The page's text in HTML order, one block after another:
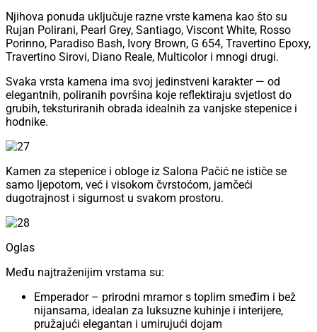
Njihova ponuda uključuje razne vrste kamena kao što su
Rujan Polirani, Pearl Grey, Santiago, Viscont White, Rosso
Porinno, Paradiso Bash, Ivory Brown, G 654, Travertino Epoxy,
Travertino Sirovi, Diano Reale, Multicolor i mnogi drugi.
Svaka vrsta kamena ima svoj jedinstveni karakter — od
elegantnih, poliranih površina koje reflektiraju svjetlost do
grubih, teksturiranih obrada idealnih za vanjske stepenice i
hodnike.
Kamen za stepenice i obloge iz Salona Pačić ne ističe se
samo ljepotom, već i visokom čvrstoćom, jamčeći
dugotrajnost i sigurnost u svakom prostoru.
Oglas
Među najtraženijim vrstama su:
Emperador – prirodni mramor s toplim smeđim i bež
nijansama, idealan za luksuzne kuhinje i interijere,
pružajući elegantan i umirujući dojam